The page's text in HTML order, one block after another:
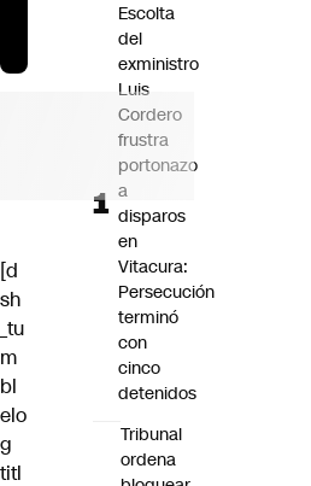
[d
sh
_tu
m
bl
elo
g
titl
Escolta
del
exministro
Luis
Cordero
frustra
portonazo
a
disparos
en
Vitacura:
Persecución
terminó
con
cinco
detenidos
Tribunal
ordena